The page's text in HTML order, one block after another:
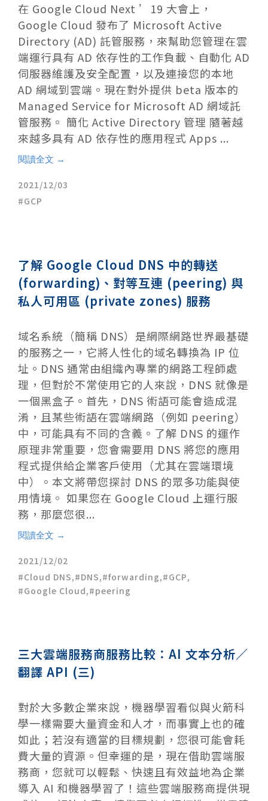
在 Google Cloud Next ’19 大會上，
Google Cloud 發布了 Microsoft Active
Directory (AD) 託管服務，來幫助您管理在雲
端運行具有 AD 依存性的工作負載、自動化 AD
伺服器維護及安全配置，以及連接您的本地
AD 網域到雲端。現在對外提供 beta 版本的
Managed Service for Microsoft AD 網域託
管服務。 簡化 Active Directory 管理 隨著越
來越多具有 AD 依存性的應用程式 Apps ...
閱讀全文 →
2021/12/03
GCP
了解 Google Cloud DNS 中的轉送
(forwarding)、對等互連 (peering) 與
私人可用區 (private zones) 服務
域名系統（簡稱 DNS）是網際網路世界最基礎
的服務之一，它將人性化的域名轉換為 IP 位
址。DNS 通常由組織內專業的網路工程師處
理，但對於不常使用它的人來說，DNS 就像是
一個黑盒子。首先，DNS 術語可能會造成混
淆，且某些術語在雲端網路（例如 peering）
中，可能具有不同的含義。了解 DNS 的運作
原理非常重要，您會需要用 DNS 將您的應用
程式提供給企業客戶使用（尤其在雲端環境
中）。本文將帶您探討 DNS 的眾多功能與使
用情境。 如果您在 Google Cloud 上運行服
務，那麼您很...
閱讀全文 →
2021/12/02
Cloud DNS, DNS, forwarding, GCP,
Google Cloud, peering
三大雲端服務商服務比較：AI 文本分析／
翻譯 API (三)
對於大多數企業來說，機器學習看似與火箭科
學一樣需要大量資金和人才，而事實上也的確
如此；若沒有適當的目標規劃，您很可能會耗
費大量的資源。但幸運的是，現在借助雲端服
務商，您就可以輕鬆、快速且有效益地為企業
導入 AI 和機器學習了！這些雲端服務商提供現